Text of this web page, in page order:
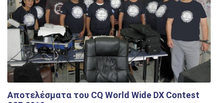
Αποτελέσματα του CQ World Wide DX Contest